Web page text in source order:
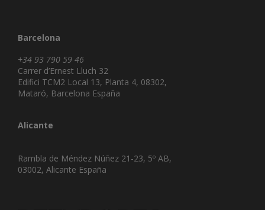
Barcelona
+34 93 790 59 46
Carrer d’Ernest Lluch 32
Edifici TCM2 Local 13, Planta 4, 08302,
Mataró, Barcelona España
Alicante
Rambla de Méndez Núñez 21-23, 5º AB,
03002, Alicante España